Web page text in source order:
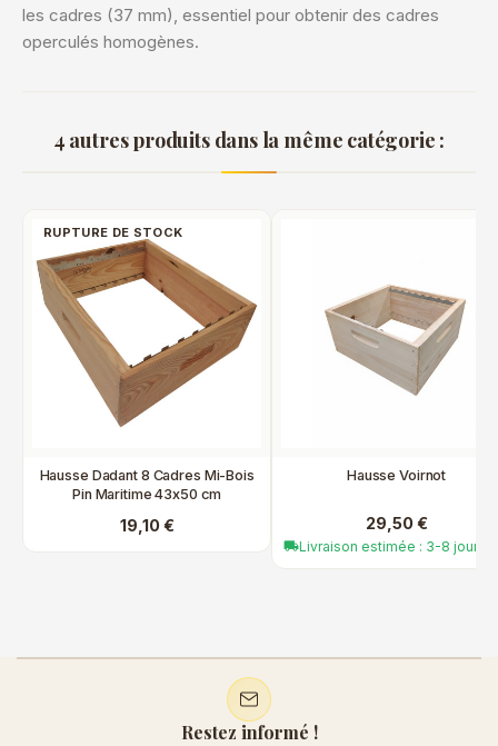
les cadres (37 mm), essentiel pour obtenir des cadres
operculés homogènes.
4 autres produits dans la même catégorie :
RUPTURE DE STOCK
Hausse Dadant 8 Cadres Mi-Bois
Pin Maritime 43x50 cm
19,10 €
Hausse Voirnot
29,50 €
local_shippingLivraison estimée : 3-8 jours
Restez informé !